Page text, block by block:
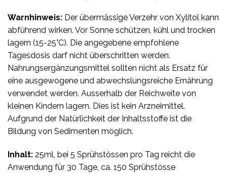
Warnhinweis: Der übermässige Verzehr von Xylitol kann
abführend wirken. Vor Sonne schützen, kühl und trocken
lagern (15-25°C). Die angegebene empfohlene
Tagesdosis darf nicht überschritten werden.
Nahrungsergänzungsmittel sollten nicht als Ersatz für
eine ausgewogene und abwechslungsreiche Ernährung
verwendet werden. Ausserhalb der Reichweite von
kleinen Kindern lagern. Dies ist kein Arzneimittel.
Aufgrund der Natürlichkeit der Inhaltsstoffe ist die
Bildung von Sedimenten möglich.
Inhalt: 25ml, bei 5 Sprühstössen pro Tag reicht die
Anwendung für 30 Tage, ca. 150 Sprühstösse